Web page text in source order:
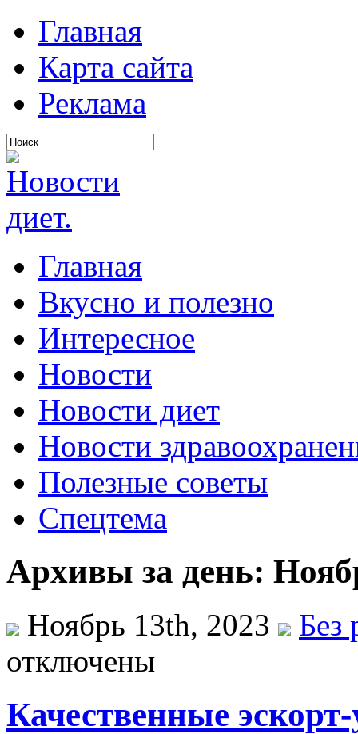
Главная
Карта сайта
Реклама
Главная
Вкусно и полезно
Интересное
Новости
Новости диет
Новости
Полезные советы
Спецтема
Архивы за день:
Ноябрь 13th, 2023
Без
отключены
Качественные